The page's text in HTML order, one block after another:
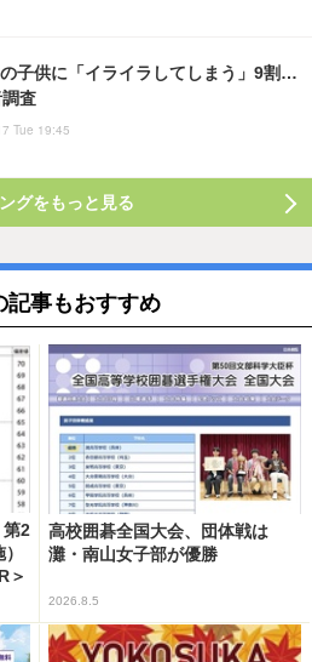
子供に「イライラしてしまう」9割…
査
Tue 19:45
グをもっと見る
記事もおすすめ
第2
＞
高校囲碁全国大会、団体戦は
灘・南山女子部が優勝
2026.8.5